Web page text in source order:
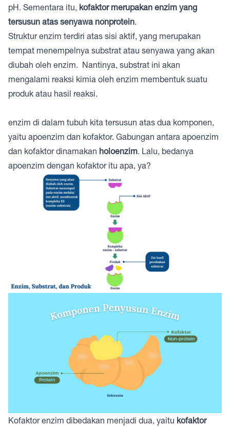
pH. Sementara itu, kofaktor merupakan enzim yang
tersusun atas senyawa nonprotein.
Struktur enzim terdiri atas sisi aktif, yang merupakan
tempat menempelnya substrat atau senyawa yang akan
diubah oleh enzim. Nantinya, substrat ini akan
mengalami reaksi kimia oleh enzim membentuk suatu
produk atau hasil reaksi.
enzim di dalam tubuh kita tersusun atas dua komponen,
yaitu apoenzim dan kofaktor. Gabungan antara apoenzim
dan kofaktor dinamakan holoenzim. Lalu, bedanya
apoenzim dengan kofaktor itu apa, ya?
Kofaktor enzim dibedakan menjadi dua, yaitu kofaktor